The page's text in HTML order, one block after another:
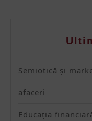
Semiotică și
afaceri
Educația